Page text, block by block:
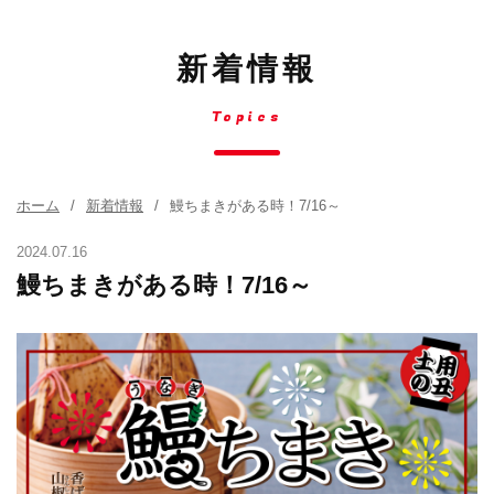
新着情報
Topics
ホーム 新着情報 鰻ちまきがある時！7/16～
2024.07.16
鰻ちまきがある時！7/16～